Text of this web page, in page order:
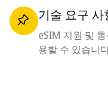
기술 요구 사
eSIM 지원 및
용할 수 있습니